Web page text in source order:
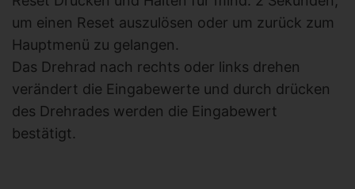
um einen Reset auszulösen oder um zurück zum
Hauptmenü zu gelangen.
Das Drehrad nach rechts oder links drehen
verändert die Eingabewerte und durch drücken
des Drehrades werden die Eingabewert
bestätigt.